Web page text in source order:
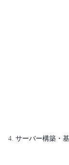
サーバー構築・